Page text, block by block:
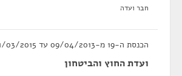
חבר ועדה
הכנסת ה-19 מ-09/04/2013 עד 31/03/2015
ועדת החוץ והביטחון